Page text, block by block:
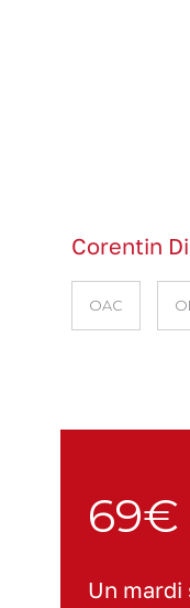
Corentin
OAC
69€
Un mardi